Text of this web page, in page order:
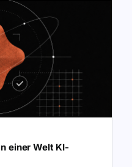
einer Welt KI-